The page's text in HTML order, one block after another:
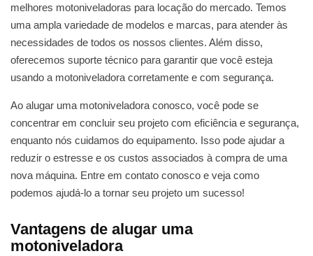
melhores motoniveladoras para locação do mercado. Temos
uma ampla variedade de modelos e marcas, para atender às
necessidades de todos os nossos clientes. Além disso,
oferecemos suporte técnico para garantir que você esteja
usando a motoniveladora corretamente e com segurança.
Ao alugar uma motoniveladora conosco, você pode se
concentrar em concluir seu projeto com eficiência e segurança,
enquanto nós cuidamos do equipamento. Isso pode ajudar a
reduzir o estresse e os custos associados à compra de uma
nova máquina. Entre em contato conosco e veja como
podemos ajudá-lo a tornar seu projeto um sucesso!
Vantagens de alugar uma
motoniveladora